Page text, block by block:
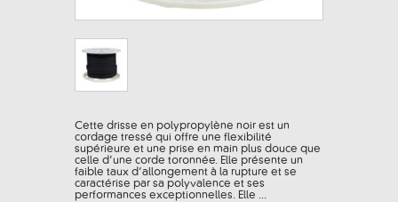
Cette drisse en polypropylène noir est un
cordage tressé qui offre une flexibilité
supérieure et une prise en main plus douce que
celle d’une corde toronnée. Elle présente un
faible taux d’allongement à la rupture et se
caractérise par sa polyvalence et ses
performances exceptionnelles. Elle ...